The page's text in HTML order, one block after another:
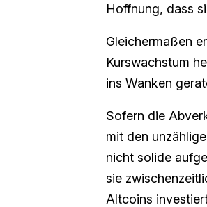
Hoffnung, dass
Gleichermaßen
Kurswachstum
ins Wanken
Sofern die
mit den
nicht solide
sie
Altcoins